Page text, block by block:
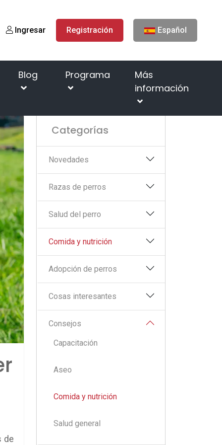
Ingresar Registración Español
Blog Programa
Más
información
si a tu perro le gusta comer dientes de león?
de
Categorías
Novedades
Razas de perros
Salud del perro
Comida y nutrición
Adopción de perros
Cosas interesantes
Consejos
Capacitación
Aseo
Comida y nutrición
Salud general